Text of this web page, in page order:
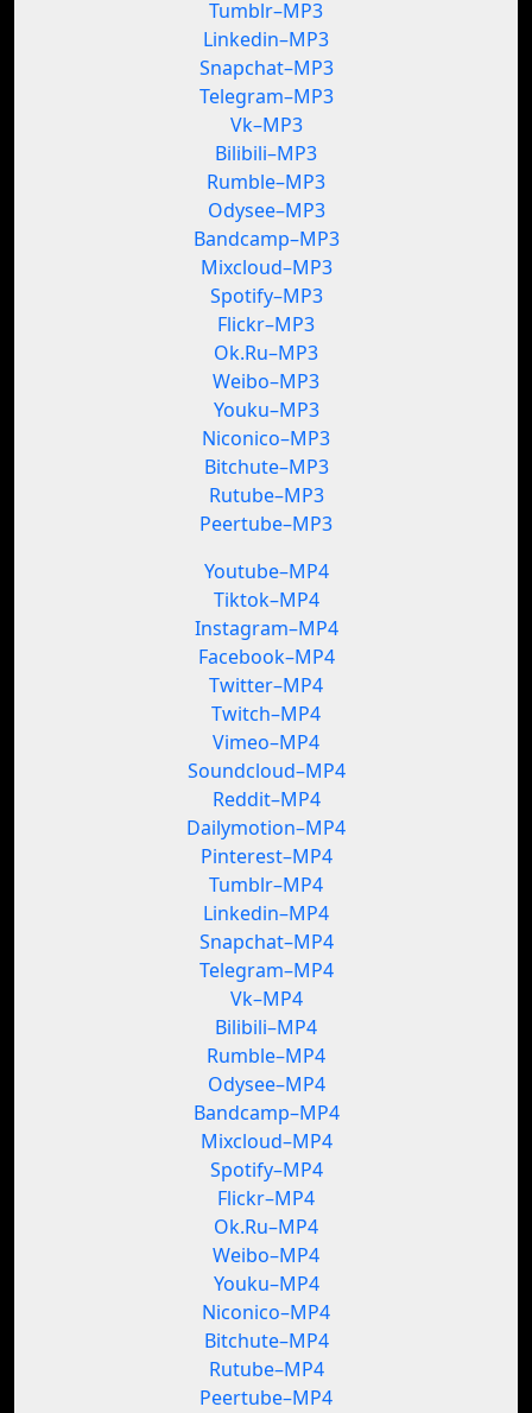
Tumblr–MP3
Linkedin–MP3
Snapchat–MP3
Telegram–MP3
Vk–MP3
Bilibili–MP3
Rumble–MP3
Odysee–MP3
Bandcamp–MP3
Mixcloud–MP3
Spotify–MP3
Flickr–MP3
Ok.Ru–MP3
Weibo–MP3
Youku–MP3
Niconico–MP3
Bitchute–MP3
Rutube–MP3
Peertube–MP3
Youtube–MP4
Tiktok–MP4
Instagram–MP4
Facebook–MP4
Twitter–MP4
Twitch–MP4
Vimeo–MP4
Soundcloud–MP4
Reddit–MP4
Dailymotion–MP4
Pinterest–MP4
Tumblr–MP4
Linkedin–MP4
Snapchat–MP4
Telegram–MP4
Vk–MP4
Bilibili–MP4
Rumble–MP4
Odysee–MP4
Bandcamp–MP4
Mixcloud–MP4
Spotify–MP4
Flickr–MP4
Ok.Ru–MP4
Weibo–MP4
Youku–MP4
Niconico–MP4
Bitchute–MP4
Rutube–MP4
Peertube–MP4